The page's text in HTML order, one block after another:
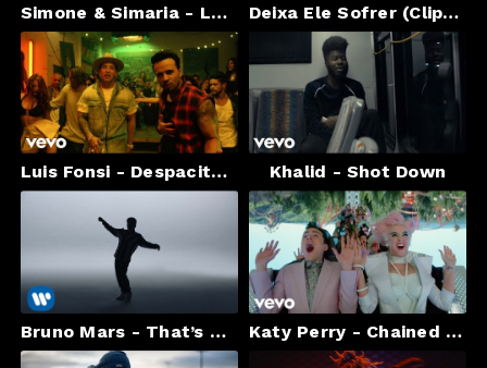
Simone & Simaria - Loka ft. Anitta Deixa Ele Sofrer (Clipe Oficial) - Anitta
Luis Fonsi - Despacito ft. Daddy Yankee Khalid - Shot Down
Bruno Mars - That’s What I Like [Official Video] Katy Perry - Chained To The Rhythm (Official) ft. Skip Marley